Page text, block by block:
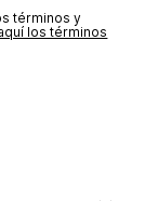
términos y
los términos